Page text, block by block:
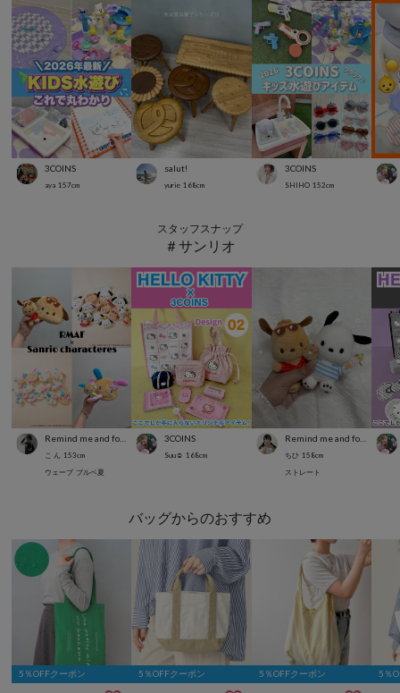
3COINS
aya 157cm
salut!
yurie 168cm
3COINS
SHIHO 152cm
スタッフスナップ
＃サンリオ
こ ん 153cm
ウェーブ ブルベ夏
3COINS
Suu☺︎ 168cm
Remind me and forever
ちひ 158cm
ストレート
バッグからのおすすめ
5％OFFクーポン 5％OFFクーポン 5％OFFクーポン 5％